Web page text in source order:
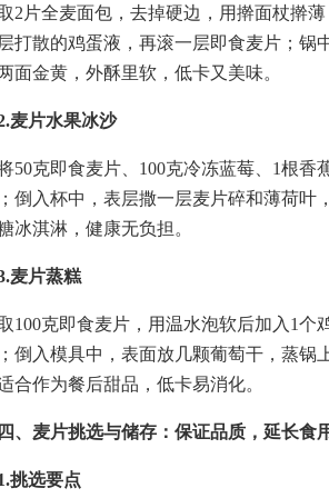
2片全麦面包，去掉硬边，用擀面杖擀
打散的鸡蛋液，再滚一层即食麦片；锅
面金黄，外酥里软，低卡又美味。
麦片水果冰沙
50克即食麦片、100克冷冻蓝莓、1根香
倒入杯中，表层撒一层麦片碎和薄荷叶
冰淇淋，健康无负担。
麦片蒸糕
100克即食麦片，用温水泡软后加入1个
倒入模具中，表面放几颗葡萄干，蒸锅
合作为餐后甜品，低卡易消化。
四、麦片挑选与储存：保证品质，延长食
挑选要点